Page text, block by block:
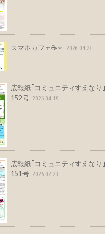
スマホカフェ☕✧ 2026.04.23
広報紙｢コミュニティすえなり｣
152号 2026.04.19
広報紙｢コミュニティすえなり｣
151号 2026.02.23